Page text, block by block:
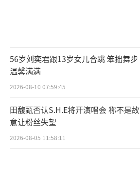
56岁刘奕君跟13岁女儿合跳 笨拙舞步
温馨满满
2026-08-10 07:59:45
田馥甄否认S.H.E将开演唱会 称不是故
意让粉丝失望
2026-08-05 11:58:11